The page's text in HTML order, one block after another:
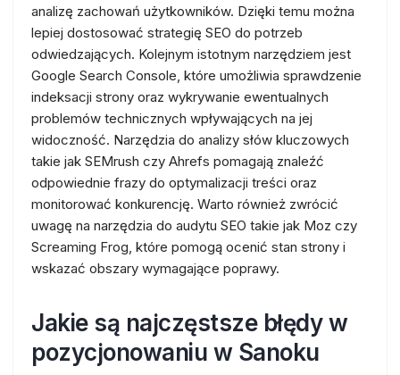
analizę zachowań użytkowników. Dzięki temu można
lepiej dostosować strategię SEO do potrzeb
odwiedzających. Kolejnym istotnym narzędziem jest
Google Search Console, które umożliwia sprawdzenie
indeksacji strony oraz wykrywanie ewentualnych
problemów technicznych wpływających na jej
widoczność. Narzędzia do analizy słów kluczowych
takie jak SEMrush czy Ahrefs pomagają znaleźć
odpowiednie frazy do optymalizacji treści oraz
monitorować konkurencję. Warto również zwrócić
uwagę na narzędzia do audytu SEO takie jak Moz czy
Screaming Frog, które pomogą ocenić stan strony i
wskazać obszary wymagające poprawy.
Jakie są najczęstsze błędy w
pozycjonowaniu w Sanoku